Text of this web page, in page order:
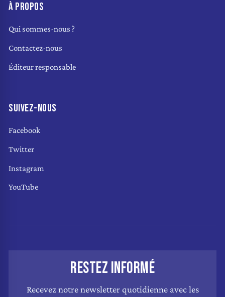
À PROPOS
Qui sommes-nous ?
Contactez-nous
Éditeur responsable
SUIVEZ-NOUS
Facebook
Twitter
Instagram
YouTube
RESTEZ INFORMÉ
Recevez notre newsletter quotidienne avec les